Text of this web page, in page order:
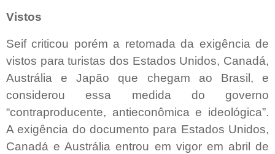
Vistos
Seif criticou porém a retomada da exigência de
vistos para turistas dos Estados Unidos, Canadá,
Austrália e Japão que chegam ao Brasil, e
considerou essa medida do governo
“contraproducente, antieconômica e ideológica”.
A exigência do documento para Estados Unidos,
Canadá e Austrália entrou em vigor em abril de